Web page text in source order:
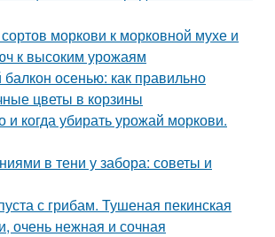
моркови к морковной мухе и
к высоким урожаям
балкон осенью: как правильно
цветы в корзины
и когда убирать урожай моркови.
в тени у забора: советы и
с грибам. Тушеная пекинская
очень нежная и сочная